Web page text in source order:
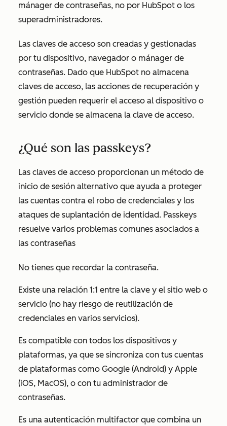
mánager de contraseñas, no por HubSpot o los
superadministradores.
Las claves de acceso son creadas y gestionadas
por tu dispositivo, navegador o mánager de
contraseñas. Dado que HubSpot no almacena
claves de acceso, las acciones de recuperación y
gestión pueden requerir el acceso al dispositivo o
servicio donde se almacena la clave de acceso.
¿Qué son las passkeys?
Las claves de acceso proporcionan un método de
inicio de sesión alternativo que ayuda a proteger
las cuentas contra el robo de credenciales y los
ataques de suplantación de identidad. Passkeys
resuelve varios problemas comunes asociados a
las contraseñas
No tienes que recordar la contraseña.
Existe una relación 1:1 entre la clave y el sitio web o
servicio (no hay riesgo de reutilización de
credenciales en varios servicios).
Es compatible con todos los dispositivos y
plataformas, ya que se sincroniza con tus cuentas
de plataformas como Google (Android) y Apple
(iOS, MacOS), o con tu administrador de
contraseñas.
Es una autenticación multifactor que combina un